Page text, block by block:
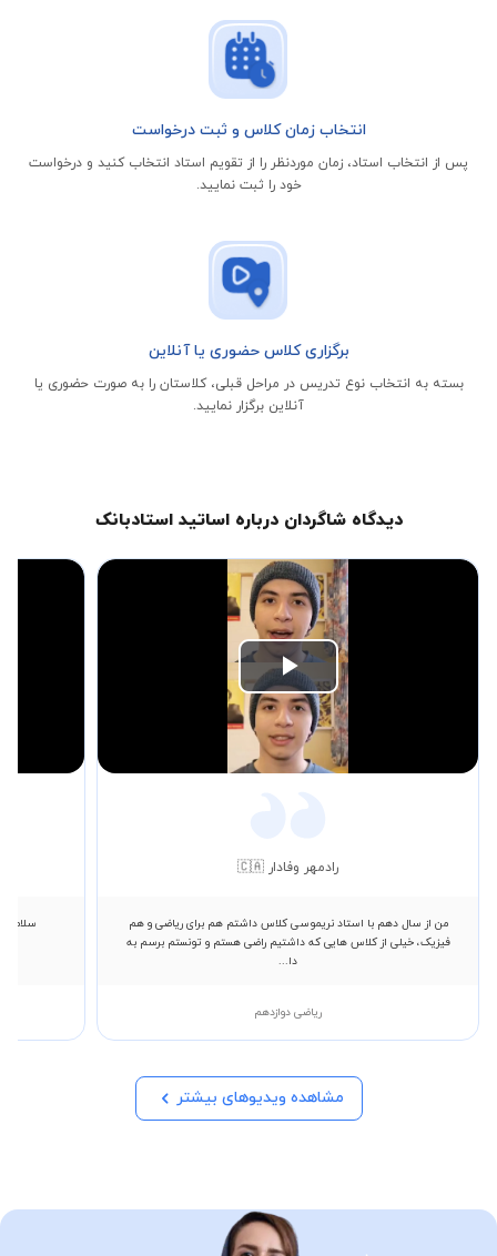
انتخاب زمان کلاس و ثبت درخواست
پس از انتخاب استاد، زمان موردنظر را از تقویم استاد انتخاب کنید و درخواست
خود را ثبت نمایید.
برگزاری کلاس حضوری یا آنلاین
بسته به انتخاب نوع تدریس در مراحل قبلی، کلاستان را به صورت حضوری یا
آنلاین برگزار نمایید.
دیدگاه شاگردان درباره اساتید استادبانک
Play
Video
رادمهر وفادار 🇨🇦
من از سال دهم با استاد نریموسی کلاس داشتم هم برای ریاضی و هم
فیزیک، خیلی از کلاس هایی که داشتیم راضی هستم و تونستم برسم به
دا...
ریاضی دوازدهم
سلام
مشاهده ویدیوهای بیشتر